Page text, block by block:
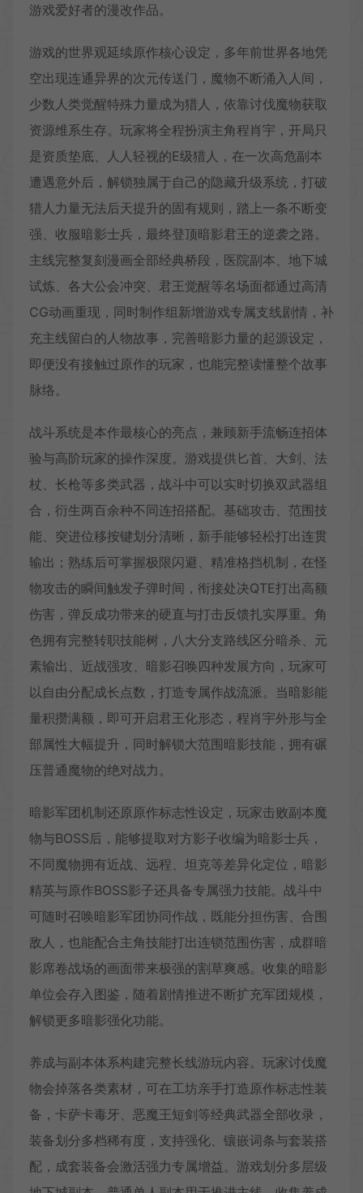
游戏爱好者的漫改作品。
游戏的世界观延续原作核心设定，多年前世界各地凭
空出现连通异界的次元传送门，魔物不断涌入人间，
少数人类觉醒特殊力量成为猎人，依靠讨伐魔物获取
资源维系生存。玩家将全程扮演主角程肖宇，开局只
是资质垫底、人人轻视的E级猎人，在一次高危副本
遭遇意外后，解锁独属于自己的隐藏升级系统，打破
猎人力量无法后天提升的固有规则，踏上一条不断变
强、收服暗影士兵，最终登顶暗影君王的逆袭之路。
主线完整复刻漫画全部经典桥段，医院副本、地下城
试炼、各大公会冲突、君王觉醒等名场面都通过高清
CG动画重现，同时制作组新增游戏专属支线剧情，补
充主线留白的人物故事，完善暗影力量的起源设定，
即便没有接触过原作的玩家，也能完整读懂整个故事
脉络。
战斗系统是本作最核心的亮点，兼顾新手流畅连招体
验与高阶玩家的操作深度。游戏提供匕首、大剑、法
杖、长枪等多类武器，战斗中可以实时切换双武器组
合，衍生两百余种不同连招搭配。基础攻击、范围技
能、突进位移按键划分清晰，新手能够轻松打出连贯
输出；熟练后可掌握极限闪避、精准格挡机制，在怪
物攻击的瞬间触发子弹时间，衔接处决QTE打出高额
伤害，弹反成功带来的硬直与打击反馈扎实厚重。角
色拥有完整转职技能树，八大分支路线区分暗杀、元
素输出、近战强攻、暗影召唤四种发展方向，玩家可
以自由分配成长点数，打造专属作战流派。当暗影能
量积攒满额，即可开启君王化形态，程肖宇外形与全
部属性大幅提升，同时解锁大范围暗影技能，拥有碾
压普通魔物的绝对战力。
暗影军团机制还原原作标志性设定，玩家击败副本魔
物与BOSS后，能够提取对方影子收编为暗影士兵，
不同魔物拥有近战、远程、坦克等差异化定位，暗影
精英与原作BOSS影子还具备专属强力技能。战斗中
可随时召唤暗影军团协同作战，既能分担伤害、合围
敌人，也能配合主角技能打出连锁范围伤害，成群暗
影席卷战场的画面带来极强的割草爽感。收集的暗影
单位会存入图鉴，随着剧情推进不断扩充军团规模，
解锁更多暗影强化功能。
养成与副本体系构建完整长线游玩内容。玩家讨伐魔
物会掉落各类素材，可在工坊亲手打造原作标志性装
备，卡萨卡毒牙、恶魔王短剑等经典武器全部收录，
装备划分多档稀有度，支持强化、镶嵌词条与套装搭
配，成套装备会激活强力专属增益。游戏划分多层级